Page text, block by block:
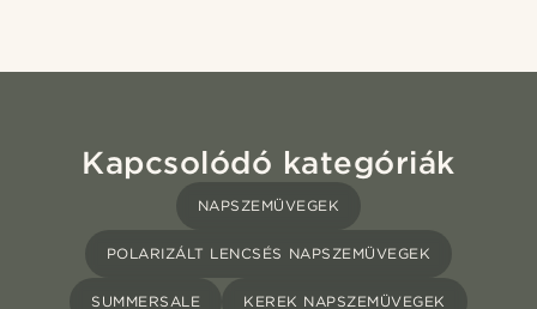
Kapcsolódó kategóriák
NAPSZEMÜVEGEK
POLARIZÁLT LENCSÉS NAPSZEMÜVEGEK
SUMMERSALE KEREK NAPSZEMÜVEGEK